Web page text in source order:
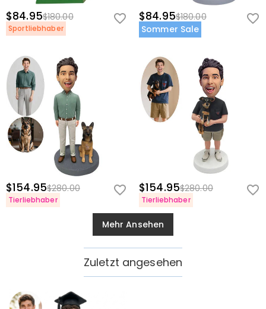
$84.95$180.00
Sportliebhaber
$84.95$180.00
Sommer Sale
$154.95$280.00
Tierliebhaber
$154.95$280.00
Tierliebhaber
Mehr Ansehen
Zuletzt angesehen